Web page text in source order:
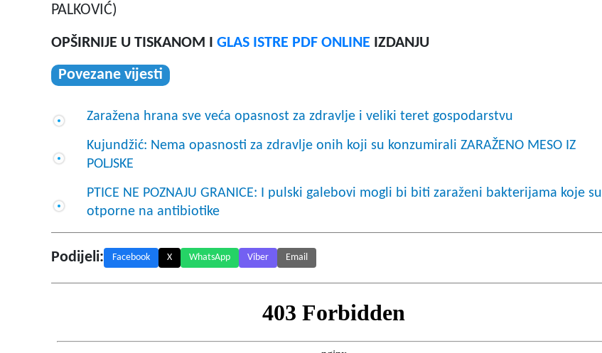
PALKOVIĆ)
OPŠIRNIJE U TISKANOM I GLAS ISTRE PDF ONLINE IZDANJU
Povezane vijesti
Zaražena hrana sve veća opasnost za zdravlje i veliki teret gospodarstvu
Kujundžić: Nema opasnosti za zdravlje onih koji su konzumirali ZARAŽENO MESO IZ
POLJSKE
PTICE NE POZNAJU GRANICE: I pulski galebovi mogli bi biti zaraženi bakterijama koje su
otporne na antibiotike
Podijeli: Facebook X WhatsApp Viber Email